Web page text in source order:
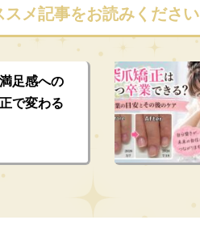
スメ記事をお読みください
足感への
で変わる